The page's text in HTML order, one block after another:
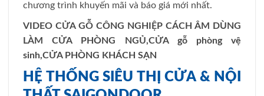
chương trình khuyến mãi và báo giá mới nhất.
VIDEO CỬA GỖ CÔNG NGHIỆP CÁCH ÂM DÙNG
LÀM CỬA PHÒNG NGỦ,CỬA gỗ phòng vệ
sinh,CỬA PHÒNG KHÁCH SẠN
HỆ THỐNG SIÊU THỊ CỬA & NỘI